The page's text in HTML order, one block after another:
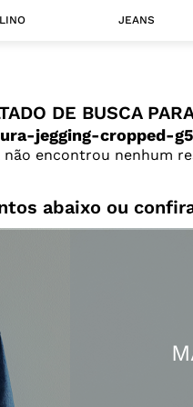
JEANS
DE BUSCA
jegging-cropped-
não encontrou nenhum
abaixo ou